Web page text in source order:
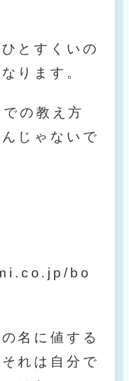
とすくいの
ります。
の教え方
じゃないで
bo
名に値する
れは自分で